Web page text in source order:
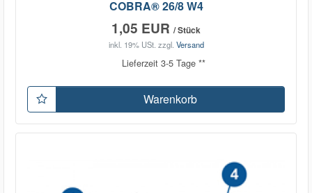
COBRA® 26/8 W4
1,05 EUR / Stück
inkl. 19% USt. zzgl. Versand
Lieferzeit 3-5 Tage **
Warenkorb